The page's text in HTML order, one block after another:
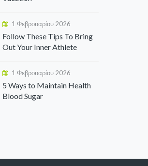
1 Φεβρουαρίου 2026
Follow These Tips To Bring
Out Your Inner Athlete
1 Φεβρουαρίου 2026
5 Ways to Maintain Health
Blood Sugar